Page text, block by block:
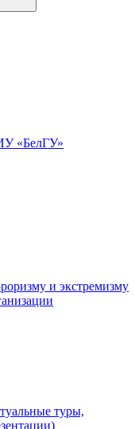
«БелГУ»
и экстремизму
туры,